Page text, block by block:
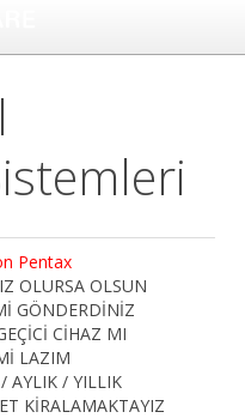
Pentax
OLURSA OLSUN
GÖNDERDİNİZ
CİHAZ MI
LAZIM
AYLIK / YILLIK
KİRALAMAKTAYIZ